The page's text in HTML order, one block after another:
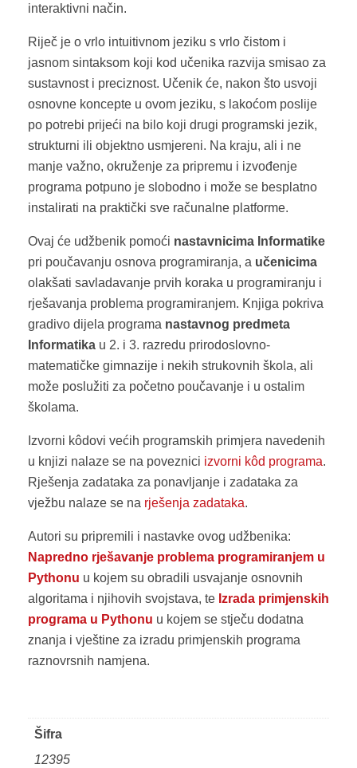
interaktivni način.
Riječ je o vrlo intuitivnom jeziku s vrlo čistom i
jasnom sintaksom koji kod učenika razvija smisao za
sustavnost i preciznost. Učenik će, nakon što usvoji
osnovne koncepte u ovom jeziku, s lakoćom poslije
po potrebi prijeći na bilo koji drugi programski jezik,
strukturni ili objektno usmjereni. Na kraju, ali i ne
manje važno, okruženje za pripremu i izvođenje
programa potpuno je slobodno i može se besplatno
instalirati na praktički sve računalne platforme.
Ovaj će udžbenik pomoći nastavnicima Informatike
pri poučavanju osnova programiranja, a učenicima
olakšati savladavanje prvih koraka u programiranju i
rješavanja problema programiranjem. Knjiga pokriva
gradivo dijela programa nastavnog predmeta
Informatika u 2. i 3. razredu prirodoslovno-
matematičke gimnazije i nekih strukovnih škola, ali
može poslužiti za početno poučavanje i u ostalim
školama.
Izvorni kôdovi većih programskih primjera navedenih
u knjizi nalaze se na poveznici izvorni kôd programa.
Rješenja zadataka za ponavljanje i zadataka za
vježbu nalaze se na rješenja zadataka.
Autori su pripremili i nastavke ovog udžbenika:
Napredno rješavanje problema programiranjem u
Pythonu u kojem su obradili usvajanje osnovnih
algoritama i njihovih svojstava, te Izrada primjenskih
programa u Pythonu u kojem se stječu dodatna
znanja i vještine za izradu primjenskih programa
raznovrsnih namjena.
Šifra
12395